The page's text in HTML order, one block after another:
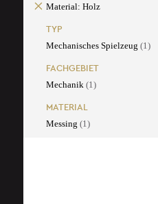
Material: Holz
TYP
Mechanisches Spielzeug (1)
FACHGEBIET
Mechanik (1)
MATERIAL
Messing (1)